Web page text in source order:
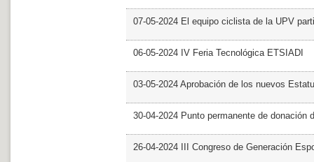
07-05-2024 El equipo ciclista de la UPV
06-05-2024 IV Feria Tecnológica ETSIADI
03-05-2024 Aprobación de los nuevos
30-04-2024 Punto permanente de donación
26-04-2024 III Congreso de Generación